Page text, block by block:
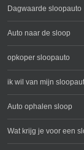
Dagwaarde sloopauto
Auto naar de sloop
opkoper sloopauto
ik wil van mijn
Auto ophalen sloop
Wat krijg je voor een